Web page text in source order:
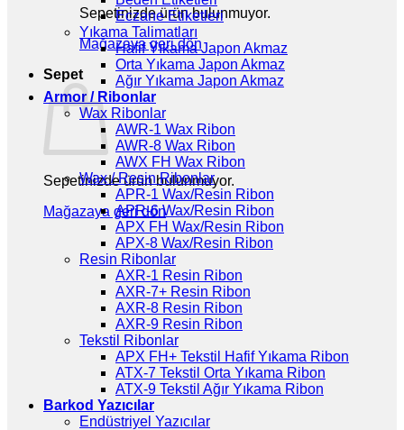
Sepetinizde ürün bulunmuyor.
Mağazaya geri dön
Sepet
Sepetinizde ürün bulunmuyor.
Mağazaya geri dön
Eczane Etiketleri
Yıkama Talimatları
Hafif Yıkama Japon Akmaz
Orta Yıkama Japon Akmaz
Ağır Yıkama Japon Akmaz
Armor / Ribonlar
Wax Ribonlar
AWR-1 Wax Ribon
AWR-8 Wax Ribon
AWX FH Wax Ribon
Wax / Resin Ribonlar
APR-1 Wax/Resin Ribon
APR-6 Wax/Resin Ribon
APX FH Wax/Resin Ribon
APX-8 Wax/Resin Ribon
Resin Ribonlar
AXR-1 Resin Ribon
AXR-7+ Resin Ribon
AXR-8 Resin Ribon
AXR-9 Resin Ribon
Tekstil Ribonlar
APX FH+ Tekstil Hafif Yıkama Ribon
ATX-7 Tekstil Orta Yıkama Ribon
ATX-9 Tekstil Ağır Yıkama Ribon
Barkod Yazıcılar
Endüstriyel Yazıcılar